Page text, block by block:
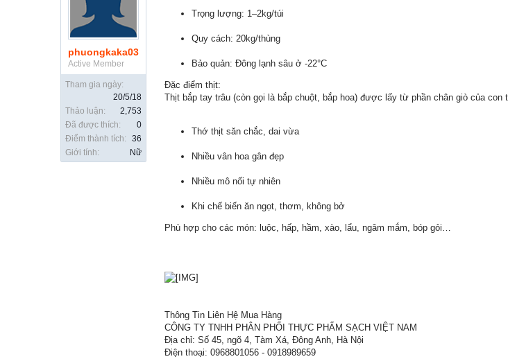
phuongkaka03
Active Member
Tham gia ngày:
20/5/18
Thảo luận:
2,753
Đã được thích:
0
Điểm thành tích:
36
Giới tính:
Nữ
Trọng lượng: 1–2kg/túi
Quy cách: 20kg/thùng
Bảo quản: Đông lạnh sâu ở -22°C
Đặc điểm thịt:
Thịt bắp tay trâu (còn gọi là bắp chuột, bắp hoa) được lấy từ phần chân giò của
Thớ thịt săn chắc, dai vừa
Nhiều vân hoa gân đẹp
Nhiều mô nối tự nhiên
Khi chế biến ăn ngọt, thơm, không bở
Phù hợp cho các món: luộc, hấp, hầm, xào, lẩu, ngâm mắm, bóp gỏi…
Thông Tin Liên Hệ Mua Hàng
CÔNG TY TNHH PHÂN PHỐI THỰC PHẨM SẠCH VIỆT NAM
Địa chỉ: Số 45, ngõ 4, Tàm Xá, Đông Anh, Hà Nội
Điện thoại: 0968801056 - 0918989659